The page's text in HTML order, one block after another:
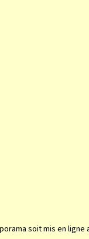
soit mis en ligne